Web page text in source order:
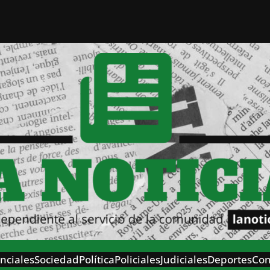
SociedadPolíticaPolicialesJudicialesDeportes